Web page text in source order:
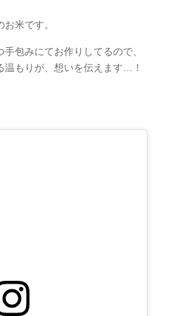
米です。
包みにてお作りしてるので、
温もりが、想いを伝えます…！